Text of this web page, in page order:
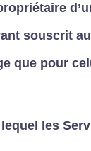
souscrit
que pour
les